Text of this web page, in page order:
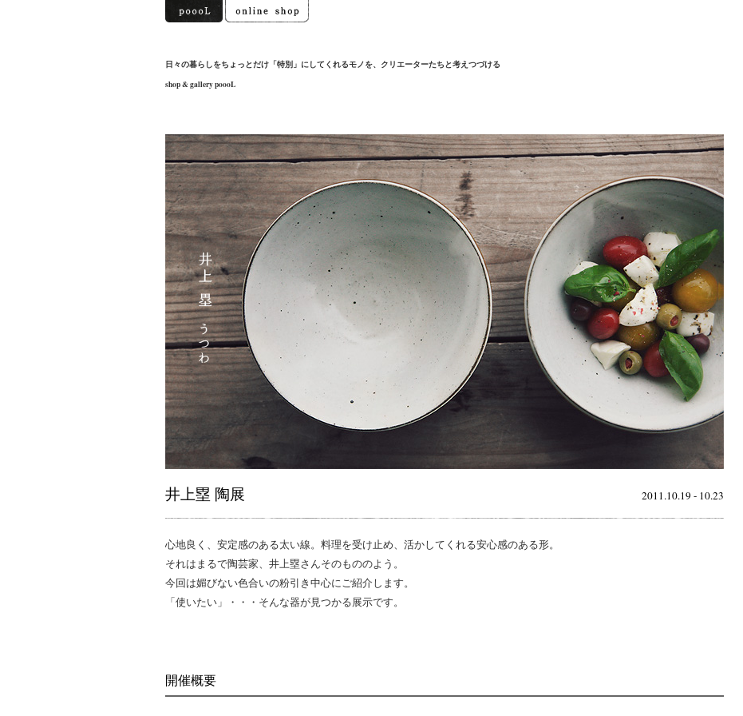
日々の暮らしをちょっとだけ「特別」にしてくれるモノを、クリエーターたちと考えつづける
shop & gallery poooL
井上塁 陶展 2011.10.19 - 10.23
心地良く、安定感のある太い線。料理を受け止め、活かしてくれる安心感のある形。
それはまるで陶芸家、井上塁さんそのもののよう。
今回は媚びない色合いの粉引き中心にご紹介します。
「使いたい」・・・そんな器が見つかる展示です。
開催概要